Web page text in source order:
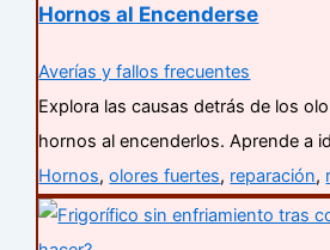
Hornos al Encenderse
Averías y fallos frecuentes
Explora las causas detrás de los
hornos al encenderlos. Aprende a
Hornos,olores fuertes, reparación,